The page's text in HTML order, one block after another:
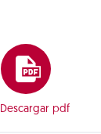
Descargar pdf